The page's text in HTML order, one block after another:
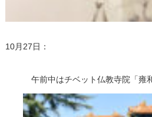
10月27日：
午前中はチベット仏教寺院「雍